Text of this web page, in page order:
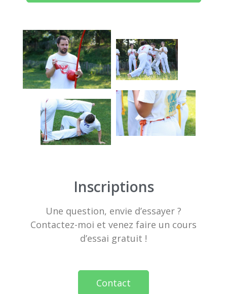
Inscriptions
Une question, envie d’essayer ?
Contactez-moi et venez faire un cours
d’essai gratuit !
Contact